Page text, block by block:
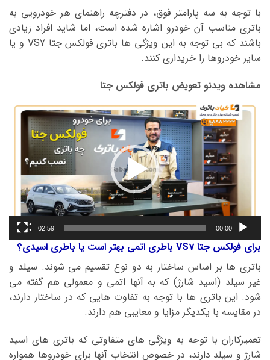
با توجه به سه پارامتر فوق، در دفترچه راهنمای هر خودرویی به
باتری مناسب آن خودرو اشاره شده است، اما شاید افراد زیادی
باشند که بی توجه به این ویژگی ها باتری فولکس جتا VS7 و یا
سایر خودروها را خریداری کنند.
مشاهده ویدئو تعویض باتری فولکس جتا
نمایشگر
ویدیو
00:00
02:59
برای فولکس جتا VS7 باطری اتمی بهتر است یا باطری اسیدی؟
باتری ها بر اساس ساختار به دو نوع تقسیم می شوند. سیلد و
غیر سیلد (اسید شارژ) که به آنها اتمی و معمولی هم گفته می
شود. این باتری ها با توجه به تفاوت هایی که در ساختار دارند،
در مقایسه با یکدیگر مزایا و معایبی هم دارند.
تعمیرکاران با توجه به ویژگی های متفاوتی که باتری های اسید
شارژ و سیلد دارند، در خصوص انتخاب آنها برای خودروها همواره